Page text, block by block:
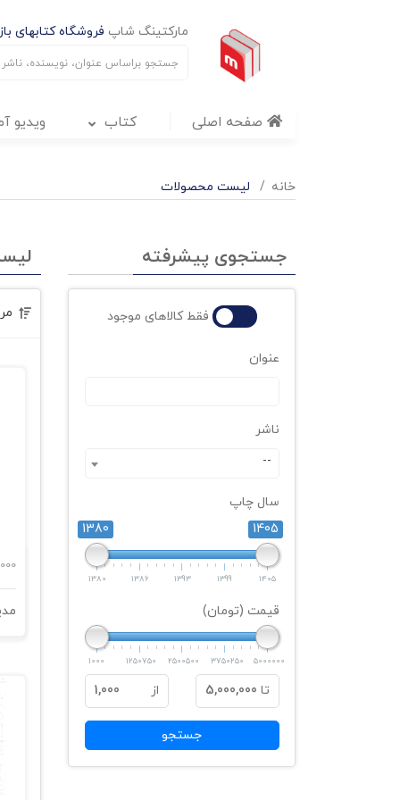
مارکتینگ شاپ فروشگاه کتابهای
صفحه اصلی کتاب ویدیو
خانه لیست محصولات
جستجوی پیشرفته
فقط کالاهای موجود
عنوان
ناشر
--
سال چاپ
1380
1405
1380 1386 1393 1399 1405
قیمت (تومان)
1000 1250750 2500500 3750250 5000000
تا 5,000,000 از 1,000
جستجو